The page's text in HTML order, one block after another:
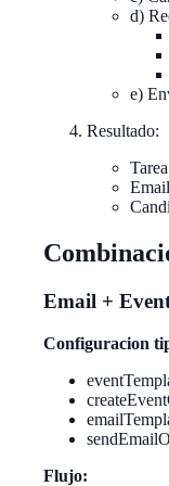
d)
e)
Resultado:
Email +
Configuracion
Flujo: